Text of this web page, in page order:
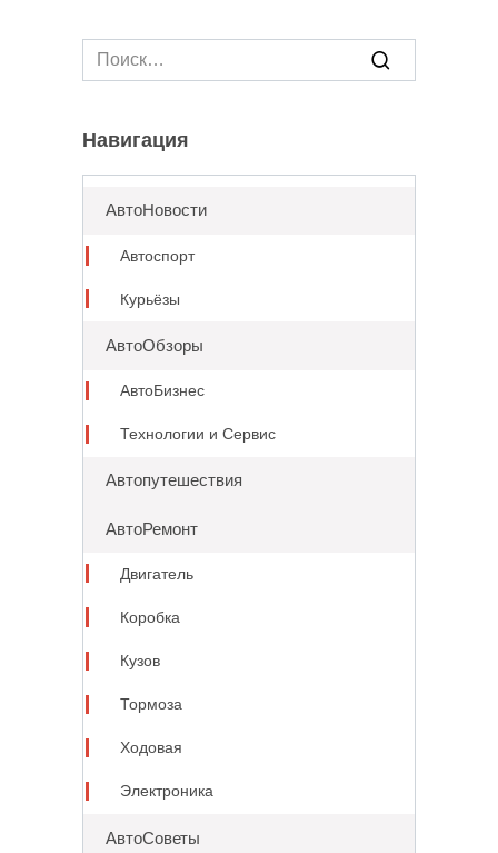
Search
for:
Навигация
АвтоНовости
Автоспорт
Курьёзы
АвтоОбзоры
АвтоБизнес
Технологии и Сервис
Автопутешествия
АвтоРемонт
Двигатель
Коробка
Кузов
Тормоза
Ходовая
Электроника
АвтоСоветы